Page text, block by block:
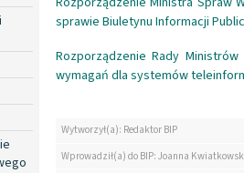
sprawie Biuletynu Informacji
Rozporządzenie Rady
wymagań dla systemów
Wytworzył(a): Redaktor BIP
Wprowadził(a) do BIP: Joanna